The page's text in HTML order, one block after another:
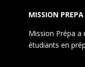
MISSION PREPA
Mission Prépa a
étudiants en